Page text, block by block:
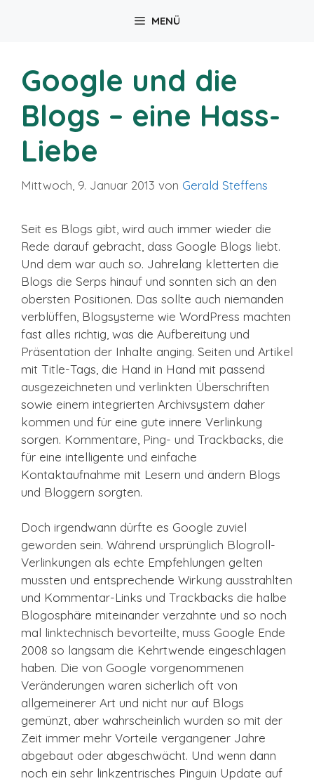
MENÜ
Google und die
Blogs – eine Hass-
Liebe
Mittwoch, 9. Januar 2013 von Gerald Steffens
Seit es Blogs gibt, wird auch immer wieder die
Rede darauf gebracht, dass Google Blogs liebt.
Und dem war auch so. Jahrelang kletterten die
Blogs die Serps hinauf und sonnten sich an den
obersten Positionen. Das sollte auch niemanden
verblüffen, Blogsysteme wie WordPress machten
fast alles richtig, was die Aufbereitung und
Präsentation der Inhalte anging. Seiten und Artikel
mit Title-Tags, die Hand in Hand mit passend
ausgezeichneten und verlinkten Überschriften
sowie einem integrierten Archivsystem daher
kommen und für eine gute innere Verlinkung
sorgen. Kommentare, Ping- und Trackbacks, die
für eine intelligente und einfache
Kontaktaufnahme mit Lesern und ändern Blogs
und Bloggern sorgten.
Doch irgendwann dürfte es Google zuviel
geworden sein. Während ursprünglich Blogroll-
Verlinkungen als echte Empfehlungen gelten
mussten und entsprechende Wirkung ausstrahlten
und Kommentar-Links und Trackbacks die halbe
Blogosphäre miteinander verzahnte und so noch
mal linktechnisch bevorteilte, muss Google Ende
2008 so langsam die Kehrtwende eingeschlagen
haben. Die von Google vorgenommenen
Veränderungen waren sicherlich oft von
allgemeinerer Art und nicht nur auf Blogs
gemünzt, aber wahrscheinlich wurden so mit der
Zeit immer mehr Vorteile vergangener Jahre
abgebaut oder abgeschwächt. Und wenn dann
noch ein sehr linkzentrisches Pinguin Update auf